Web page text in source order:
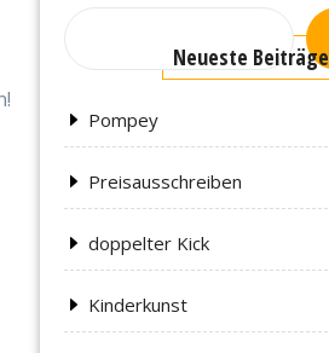
Neueste Beiträge
Pompey
Preisausschreiben
doppelter Kick
Kinderkunst